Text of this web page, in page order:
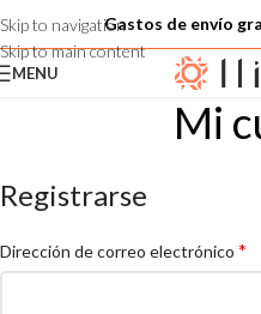
Skip to navigation
Skip to main content
Gastos de envío
MENU
Mi
Registrarse
Dirección de correo electrónico *